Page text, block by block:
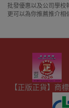
批發優惠以及公司學校
更可以為你推薦推介相
【正版正貨】商